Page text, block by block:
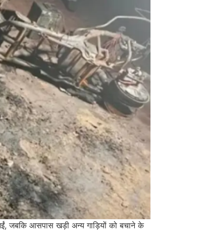
जबकि आसपास खड़ी अन्य गाड़ियों को बचाने के